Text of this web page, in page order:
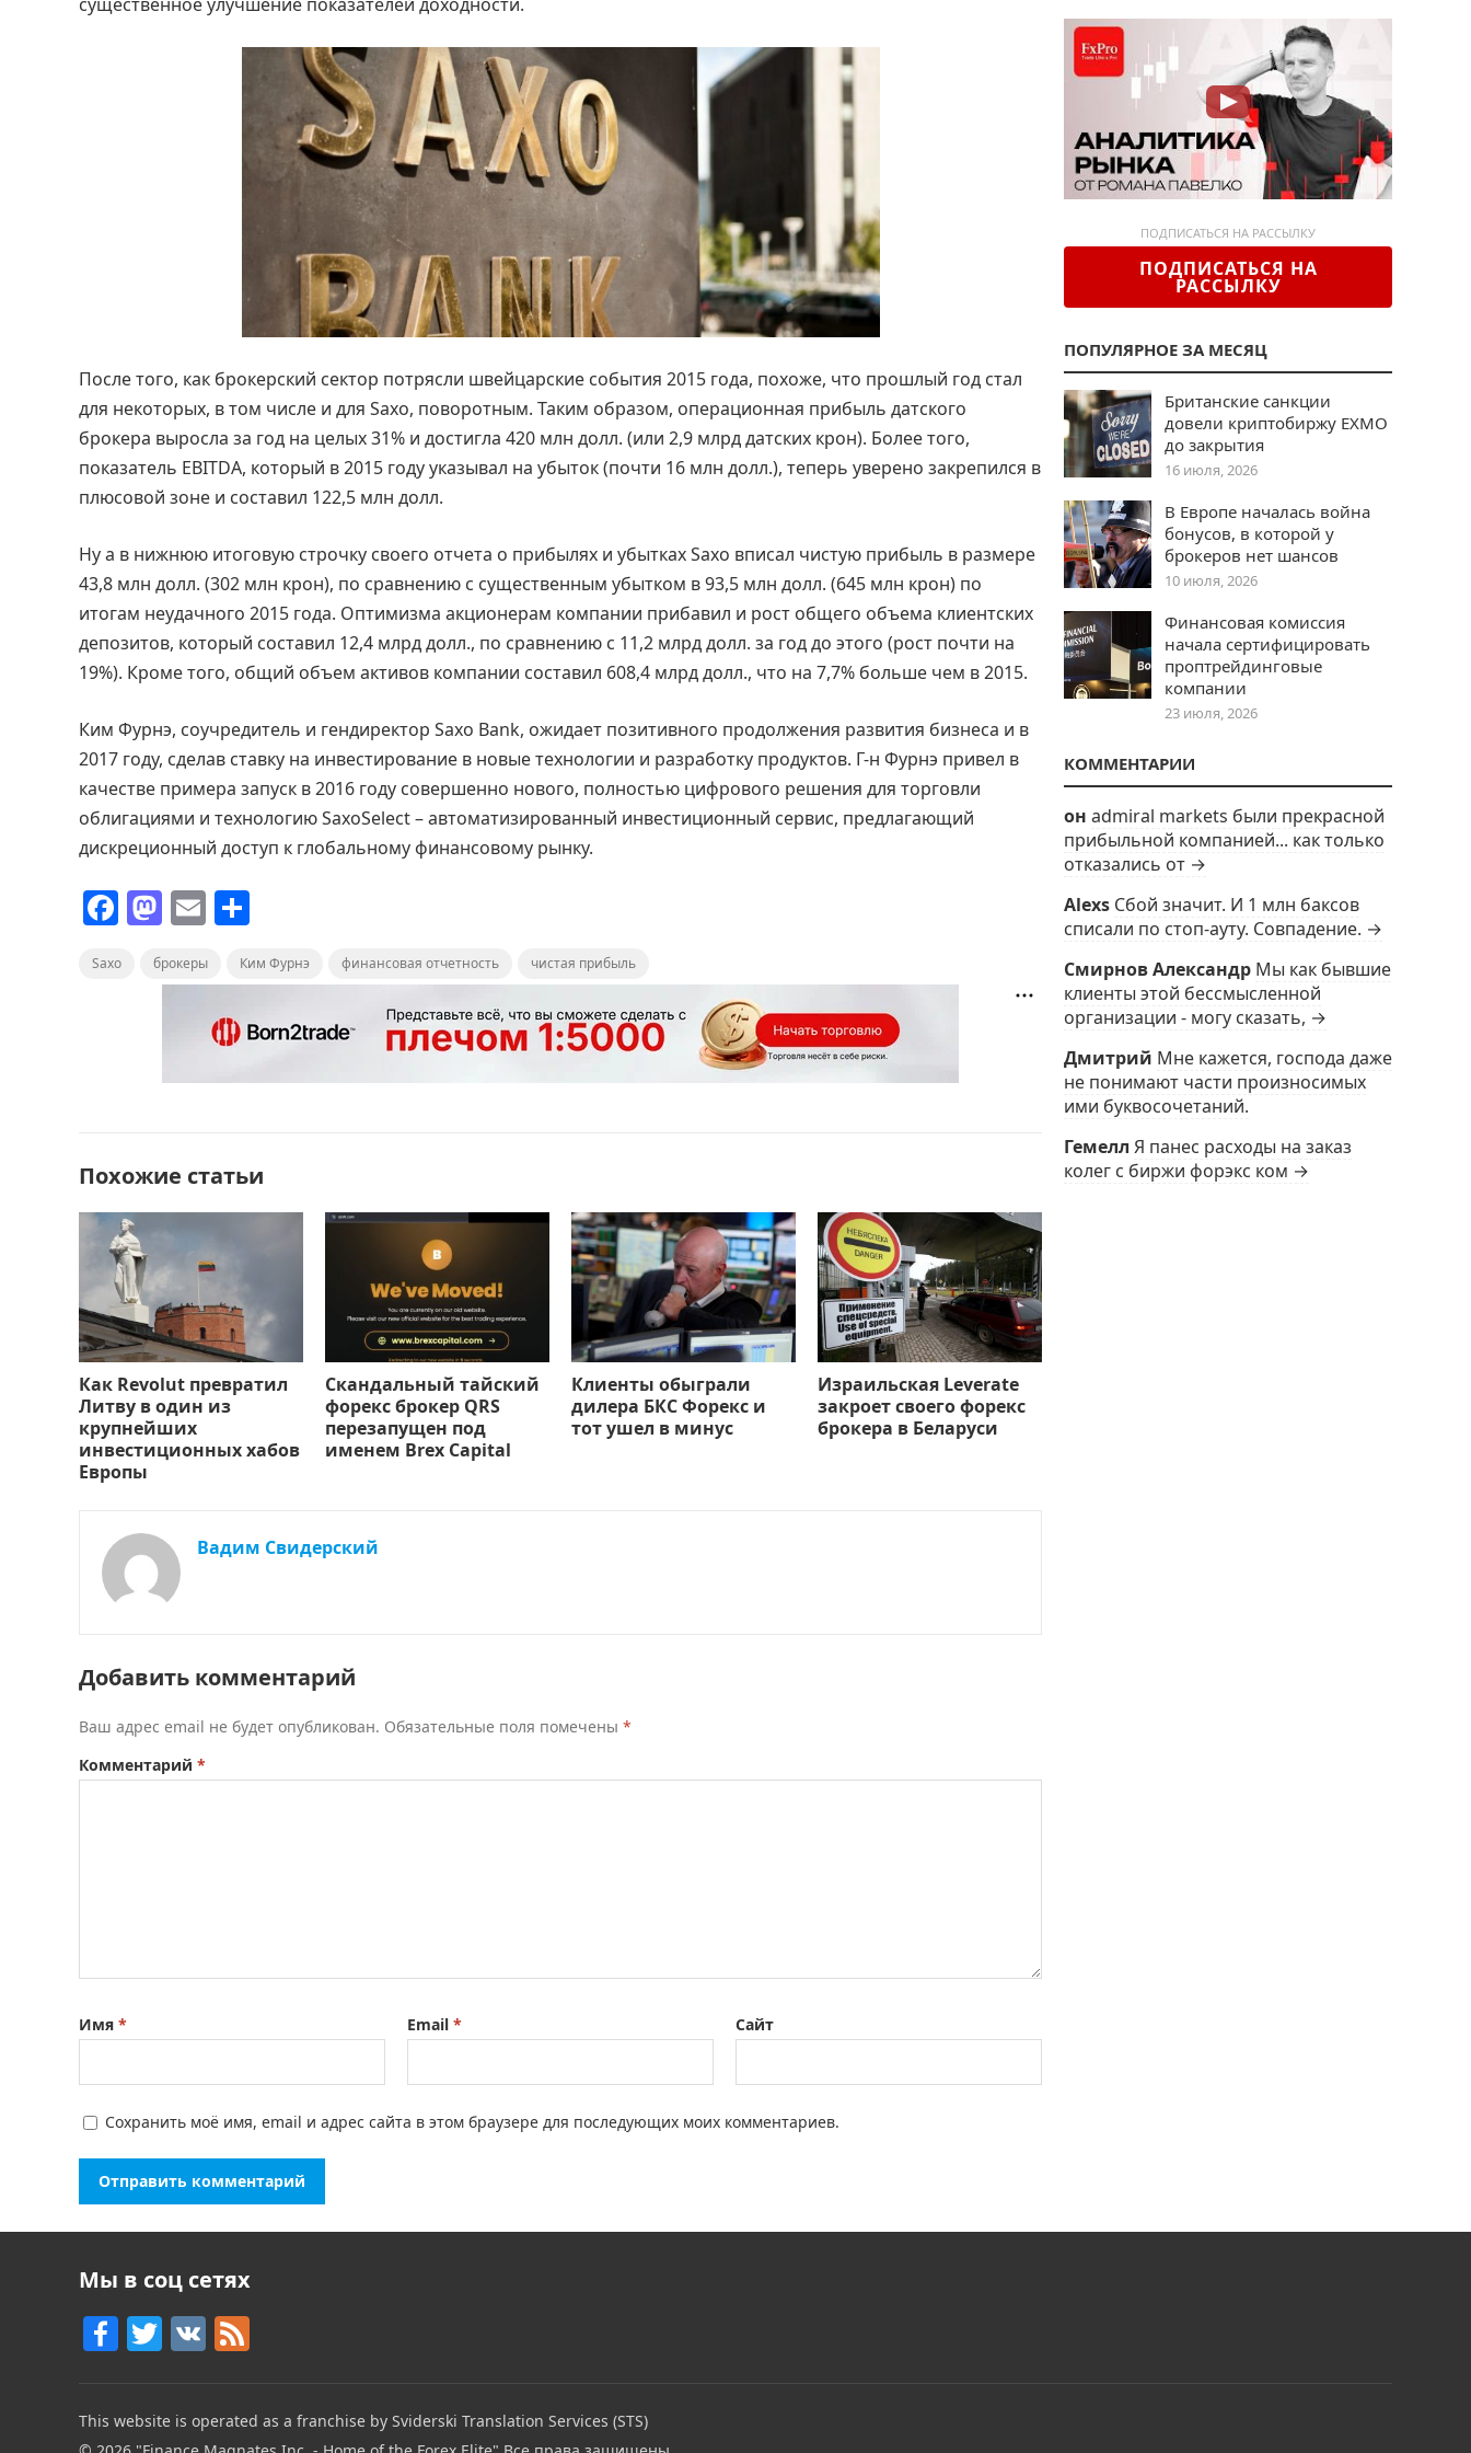
После того, как брокерский сектор потрясли швейцарские события 2015 года, похоже, что прошлый год стал
для некоторых, в том числе и для Saxo, поворотным. Таким образом, операционная прибыль датского
брокера выросла за год на целых 31% и достигла 420 млн долл. (или 2,9 млрд датских крон). Более того,
показатель EBITDA, который в 2015 году указывал на убыток (почти 16 млн долл.), теперь уверено закрепился в
плюсовой зоне и составил 122,5 млн долл.
Ну а в нижнюю итоговую строчку своего отчета о прибылях и убытках Saxo вписал чистую прибыль в размере
43,8 млн долл. (302 млн крон), по сравнению с существенным убытком в 93,5 млн долл. (645 млн крон) по
итогам неудачного 2015 года. Оптимизма акционерам компании прибавил и рост общего объема клиентских
депозитов, который составил 12,4 млрд долл., по сравнению с 11,2 млрд долл. за год до этого (рост почти на
19%). Кроме того, общий объем активов компании составил 608,4 млрд долл., что на 7,7% больше чем в 2015.
Ким Фурнэ, соучредитель и гендиректор Saxo Bank, ожидает позитивного продолжения развития бизнеса и в
2017 году, сделав ставку на инвестирование в новые технологии и разработку продуктов. Г-н Фурнэ привел в
качестве примера запуск в 2016 году совершенно нового, полностью цифрового решения для торговли
облигациями и технологию SaxoSelect – автоматизированный инвестиционный сервис, предлагающий
дискреционный доступ к глобальному финансовому рынку.
F
c
M
st
o
E
ai
l
п
р
а
в
ь
Saxo брокеры Ким Фурнэ финансовая отчетность чистая прибыль
Похожие статьи
Как Revolut превратил
Литву в один из
крупнейших
инвестиционных хабов
Европы
Скандальный тайский
форекс брокер QRS
перезапущен под
именем Brex Capital
Клиенты обыграли
дилера БКС Форекс и
тот ушел в минус
Израильская Leverate
закроет своего форекс
брокера в Беларуси
Вадим Свидерский
Добавить комментарий
Ваш адрес email не будет опубликован. Обязательные поля помечены *
Комментарий *
Имя * Email * Сайт
Сохранить моё имя, email и адрес сайта в этом браузере для последующих моих комментариев.
ПОДПИСАТЬСЯ НА РАССЫЛКУ
ПОДПИСАТЬСЯ НА
РАССЫЛКУ
ПОПУЛЯРНОЕ ЗА МЕСЯЦ
Британские санкции
довели криптобиржу EXMO
до закрытия
16 июля, 2026
В Европе началась война
бонусов, в которой у
брокеров нет шансов
10 июля, 2026
Финансовая комиссия
начала сертифицировать
проптрейдинговые
компании
23 июля, 2026
КОММЕНТАРИИ
он admiral markets были прекрасной
прибыльной компанией... как только
отказались от →
Alexs Сбой значит. И 1 млн баксов
списали по стоп-ауту. Совпадение. →
Смирнов Александр Мы как бывшие
клиенты этой бессмысленной
организации - могу сказать, →
Дмитрий Мне кажется, господа даже
не понимают части произносимых
ими буквосочетаний.
Гемелл Я панес расходы на заказ
колег с биржи форэкс ком →
Мы в соц сетях
F
e
T
itt
er
V
e
d
This website is operated as a franchise by Sviderski Translation Services (STS)